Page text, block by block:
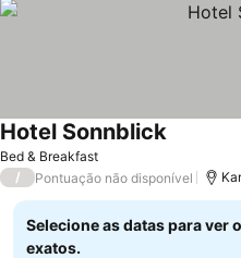
Bed & Breakfast
Hotel Sonnblick
/ Pontuação não disponível
Selecione as datas para ver
exatos.